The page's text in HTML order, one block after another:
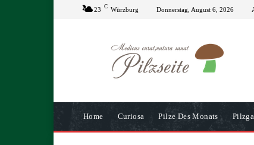
23 C Würzburg Donnerstag, August 6, 2026
Home Curiosa Pilze Des Monats